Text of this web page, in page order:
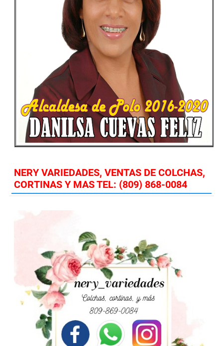
NERY VARIEDADES, VENTAS DE COLCHAS,
CORTINAS Y MAS TEL: (809) 868-0084